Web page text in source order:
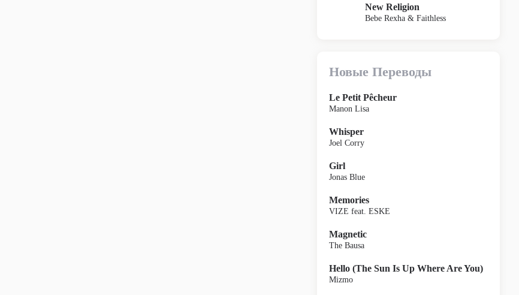
New Religion
Bebe Rexha & Faithless
Новые Переводы
Le Petit Pêcheur
Manon Lisa
Whisper
Joel Corry
Girl
Jonas Blue
Memories
VIZE feat. ESKE
Magnetic
The Bausa
Hello (The Sun Is Up Where Are You)
Mizmo